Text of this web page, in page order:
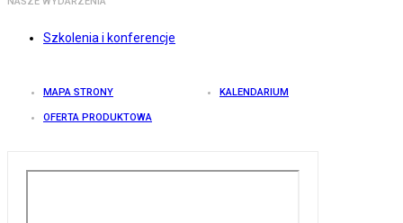
Szkolenia i konferencje
MAPA STRONY KALENDARIUM
OFERTA PRODUKTOWA